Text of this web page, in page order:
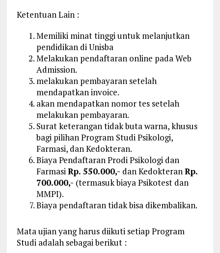
Ketentuan Lain :
Memiliki minat tinggi untuk melanjutkan
pendidikan di Unisba
Melakukan pendaftaran online pada Web
Admission.
melakukan pembayaran setelah
mendapatkan invoice.
akan mendapatkan nomor tes setelah
melakukan pembayaran.
Surat keterangan tidak buta warna, khusus
bagi pilihan Program Studi Psikologi,
Farmasi, dan Kedokteran.
Biaya Pendaftaran Prodi Psikologi dan
FarmasiRp. 550.000,- dan KedokteranRp.
700.000,- (termasuk biaya Psikotest dan
MMPI).
Biaya pendaftaran tidak bisa dikembalikan.
Mata ujian yang harus diikuti setiap Program
Studi adalah sebagai berikut :